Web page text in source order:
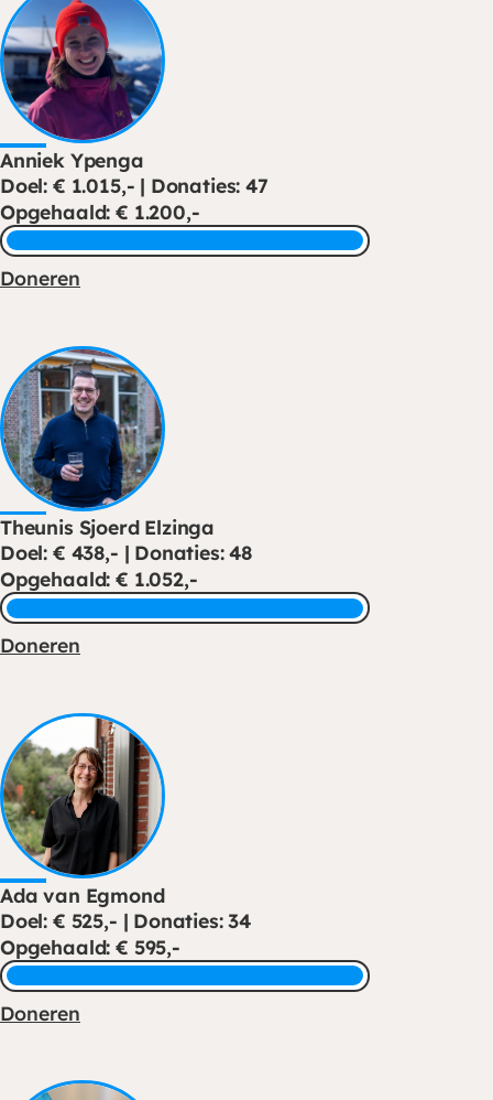
Anniek Ypenga
Doel: € 1.015,- | Donaties: 47
Opgehaald: € 1.200,-
Doneren
Theunis Sjoerd Elzinga
Doel: € 438,- | Donaties: 48
Opgehaald: € 1.052,-
Doneren
Ada van Egmond
Doel: € 525,- | Donaties: 34
Opgehaald: € 595,-
Doneren